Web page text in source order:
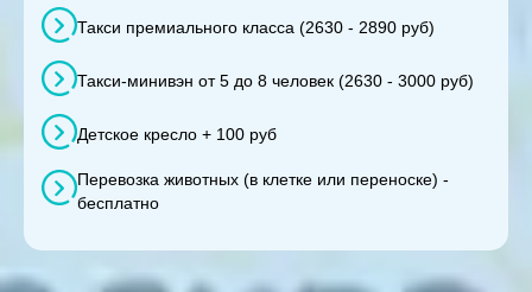
Такси премиального класса (2630 - 2890 руб)
Такси-минивэн от 5 до 8 человек (2630 - 3000 руб)
Детское кресло + 100 руб
Перевозка животных (в клетке или переноске) -
бесплатно